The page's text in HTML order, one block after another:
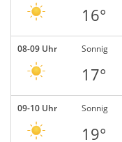
16°
08-09 Uhr Sonnig
17°
09-10 Uhr Sonnig
19°